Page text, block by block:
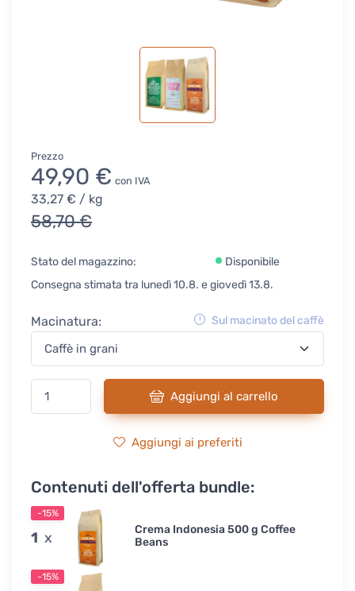
Prezzo
49,90 € con IVA
33,27 € / kg
58,70 €
Stato del magazzino:
Disponibile
Consegna stimata tra lunedì 10.8. e giovedì 13.8.
Macinatura: Sul macinato del caffè
Aggiungi al carrello
Aggiungi ai preferiti
Contenuti dell'offerta bundle:
-15%
1 x
Crema Indonesia 500 g Coffee
Beans
-15%